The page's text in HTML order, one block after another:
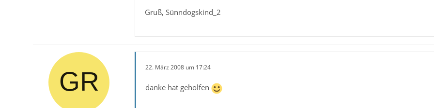
Gruß, Sünndogskind_2
22. März 2008 um 17:24
danke hat geholfen